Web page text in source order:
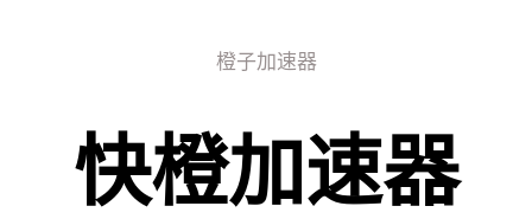
橙子加速器
快橙加速器